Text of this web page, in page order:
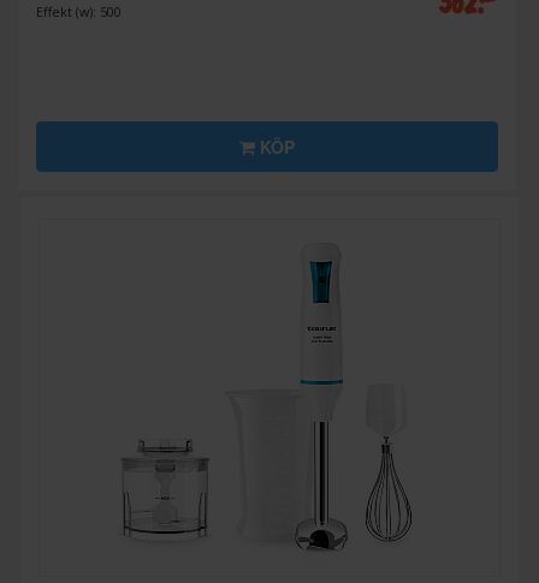
Effekt (w): 500
KÖP